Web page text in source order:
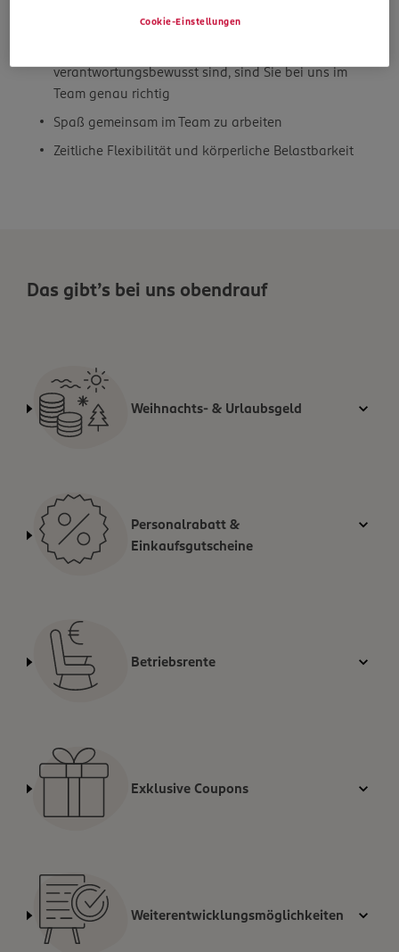
Egal ob Quereinsteiger oder Berufserfahrener –
verantwortungsbewusst sind, sind Sie bei uns im
Team genau richtig
Spaß gemeinsam im Team zu arbeiten
Zeitliche Flexibilität und körperliche Belastbarkeit
Das gibt’s bei uns obendrauf
Weihnachts- & Urlaubsgeld
Personalrabatt &
Einkaufsgutscheine
Betriebsrente
Exklusive Coupons
Weiterentwicklungsmöglichkeiten
Cookie-Einstellungen